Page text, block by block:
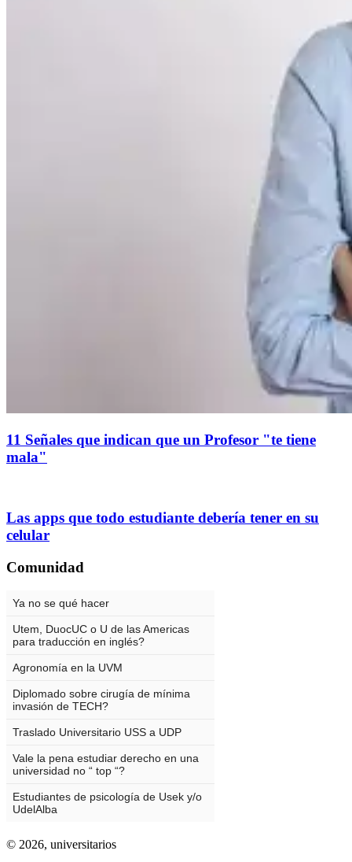
11 Señales que indican que un Profesor "te tiene
mala"
Las apps que todo estudiante debería tener en su
celular
Comunidad
© 2026, universitarios